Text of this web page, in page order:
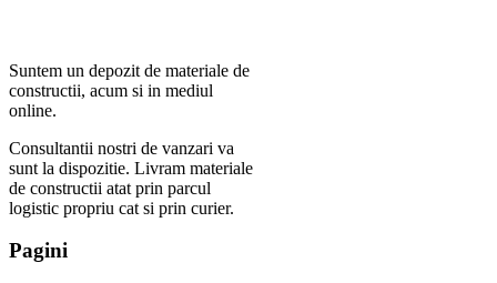
Suntem un depozit de materiale de
constructii, acum si in mediul
online.
Consultantii nostri de vanzari va
sunt la dispozitie. Livram materiale
de constructii atat prin parcul
logistic propriu cat si prin curier.
Pagini